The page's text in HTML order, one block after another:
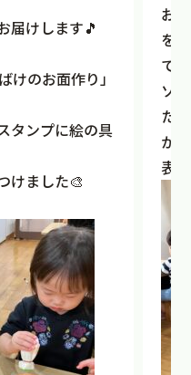
届けします🎵
けのお面作り」
タンプに絵の具
けました🎨
お
を
て
ソ
た
か
表